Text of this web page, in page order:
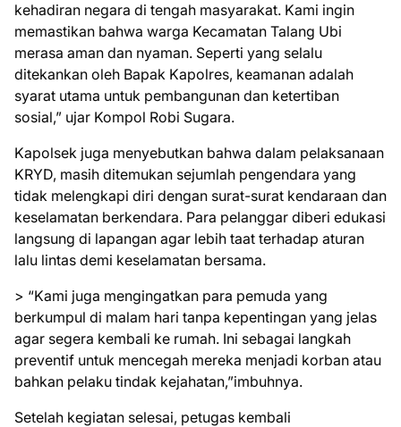
kehadiran negara di tengah masyarakat. Kami ingin
memastikan bahwa warga Kecamatan Talang Ubi
merasa aman dan nyaman. Seperti yang selalu
ditekankan oleh Bapak Kapolres, keamanan adalah
syarat utama untuk pembangunan dan ketertiban
sosial,” ujar Kompol Robi Sugara.
Kapolsek juga menyebutkan bahwa dalam pelaksanaan
KRYD, masih ditemukan sejumlah pengendara yang
tidak melengkapi diri dengan surat-surat kendaraan dan
keselamatan berkendara. Para pelanggar diberi edukasi
langsung di lapangan agar lebih taat terhadap aturan
lalu lintas demi keselamatan bersama.
> “Kami juga mengingatkan para pemuda yang
berkumpul di malam hari tanpa kepentingan yang jelas
agar segera kembali ke rumah. Ini sebagai langkah
preventif untuk mencegah mereka menjadi korban atau
bahkan pelaku tindak kejahatan,”imbuhnya.
Setelah kegiatan selesai, petugas kembali